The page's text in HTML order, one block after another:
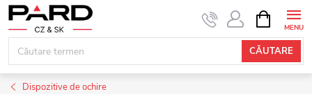
Treci
conținut
CĂUTARE
COŞ
DE
Dispozitive de ochire